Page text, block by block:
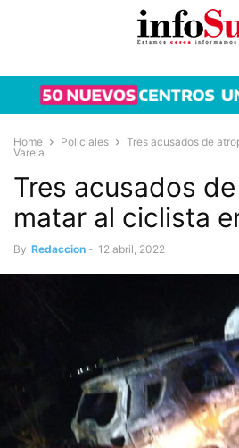
Home Policiales
Tres acusados de
Varela
Tres acusados
matar al ciclista
By Redaccion - 12 abril, 2022